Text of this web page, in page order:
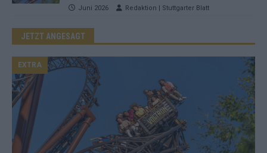
Juni 2026 Redaktion | Stuttgarter Blatt
JETZT ANGESAGT
EXTRA